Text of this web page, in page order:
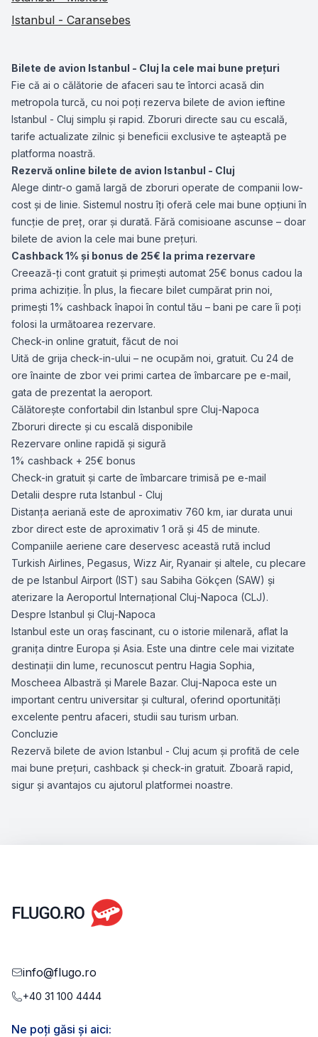
Istanbul - Caransebes
Bilete de avion Istanbul - Cluj la cele mai bune prețuri
Fie că ai o călătorie de afaceri sau te întorci acasă din
metropola turcă, cu noi poți rezerva bilete de avion ieftine
Istanbul - Cluj simplu și rapid. Zboruri directe sau cu escală,
tarife actualizate zilnic și beneficii exclusive te așteaptă pe
platforma noastră.
Rezervă online bilete de avion Istanbul - Cluj
Alege dintr-o gamă largă de zboruri operate de companii low-
cost și de linie. Sistemul nostru îți oferă cele mai bune opțiuni în
funcție de preț, orar și durată. Fără comisioane ascunse – doar
bilete de avion la cele mai bune prețuri.
Cashback 1% și bonus de 25€ la prima rezervare
Creează-ți cont gratuit și primești automat 25€ bonus cadou la
prima achiziție. În plus, la fiecare bilet cumpărat prin noi,
primești 1% cashback înapoi în contul tău – bani pe care îi poți
folosi la următoarea rezervare.
Check-in online gratuit, făcut de noi
Uită de grija check-in-ului – ne ocupăm noi, gratuit. Cu 24 de
ore înainte de zbor vei primi cartea de îmbarcare pe e-mail,
gata de prezentat la aeroport.
Călătorește confortabil din Istanbul spre Cluj-Napoca
Zboruri directe și cu escală disponibile
Rezervare online rapidă și sigură
1% cashback + 25€ bonus
Check-in gratuit și carte de îmbarcare trimisă pe e-mail
Detalii despre ruta Istanbul - Cluj
Distanța aeriană este de aproximativ 760 km, iar durata unui
zbor direct este de aproximativ 1 oră și 45 de minute.
Companiile aeriene care deservesc această rută includ
Turkish Airlines, Pegasus, Wizz Air, Ryanair și altele, cu plecare
de pe Istanbul Airport (IST) sau Sabiha Gökçen (SAW) și
aterizare la Aeroportul Internațional Cluj-Napoca (CLJ).
Despre Istanbul și Cluj-Napoca
Istanbul este un oraș fascinant, cu o istorie milenară, aflat la
granița dintre Europa și Asia. Este una dintre cele mai vizitate
destinații din lume, recunoscut pentru Hagia Sophia,
Moscheea Albastră și Marele Bazar. Cluj-Napoca este un
important centru universitar și cultural, oferind oportunități
excelente pentru afaceri, studii sau turism urban.
Concluzie
Rezervă bilete de avion Istanbul - Cluj acum și profită de cele
mai bune prețuri, cashback și check-in gratuit. Zboară rapid,
sigur și avantajos cu ajutorul platformei noastre.
info@flugo.ro
+40 31 100 4444
Ne poți găsi și aici: